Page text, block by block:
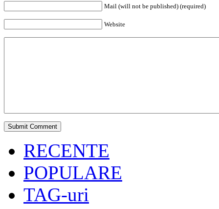
Mail (will not be published) (required)
Website
RECENTE
POPULARE
TAG-uri